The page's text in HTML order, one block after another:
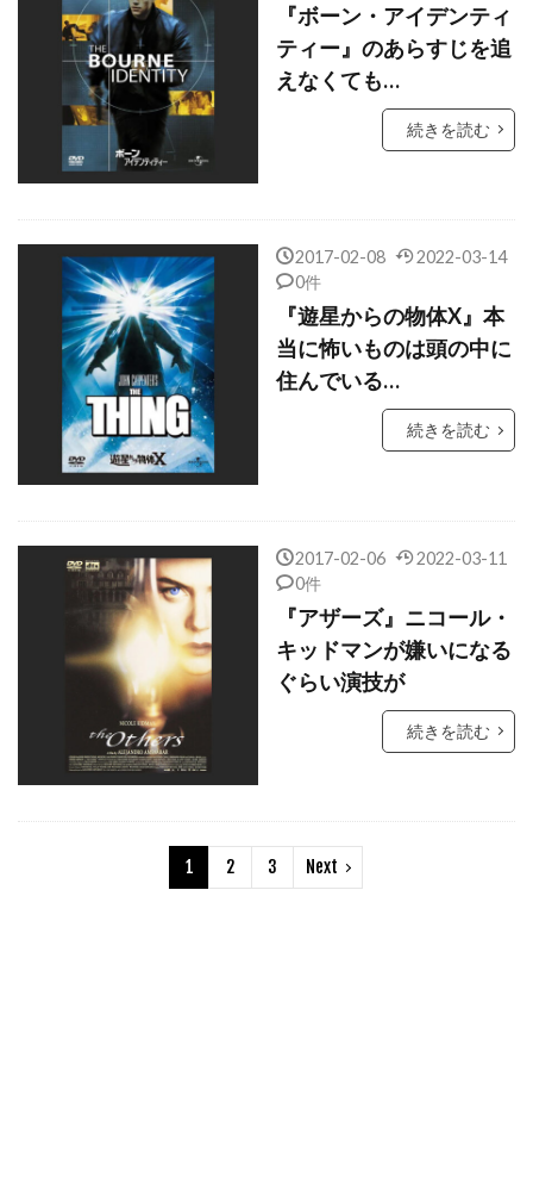
クリストフ・ヴァルツ
クリスピン・グローヴァー
クリスピン・ストラザーズ
クリス・J・ボール
クリス・ウィリアムズ
クリス・エリス
クリス・オーウェン
クリス・サイキエル
クリス・サランドン
クリス・タッカー
クリス・ディケンズ
クリス・ハンレイ
クリス・バウアー
クリス・ブリガム
クリス・ヘンチー
クリス・ベンダー
クリス・ペン
クリス・ワイアット
クリフトン・コリンズ・Jr
クリフトン・ジェームズ
クリフ・ロバートソン
クリント・イーストウッド
クリント・ハワード
クルーズ/ワグナー・プロダクションズ
クレア・モーリア
クレイグ・アルパート
『ボーン・アイデンティ
ティー』のあらすじを追
えなくても…
続きを読む
2017-02-08
2022-03-14
0件
『遊星からの物体X』本
当に怖いものは頭の中に
住んでいる…
続きを読む
2017-02-06
2022-03-11
0件
『アザーズ』ニコール・
キッドマンが嫌いになる
ぐらい演技が
続きを読む
1 2 3 Next